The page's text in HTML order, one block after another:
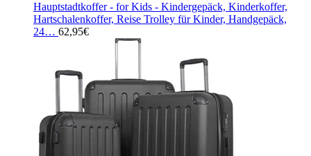
Hauptstadtkoffer - for Kids - Kindergepäck, Kinderkoffer,
Hartschalenkoffer, Reise Trolley für Kinder, Handgepäck,
24… 62,95€